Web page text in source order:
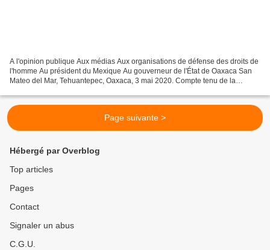
A l'opinion publique Aux médias Aux organisations de défense des droits de
l'homme Au président du Mexique Au gouverneur de l'État de Oaxaca San
Mateo del Mar, Tehuantepec, Oaxaca, 3 mai 2020. Compte tenu de la
Page suivante >
Hébergé par Overblog
Top articles
Pages
Contact
Signaler un abus
C.G.U.